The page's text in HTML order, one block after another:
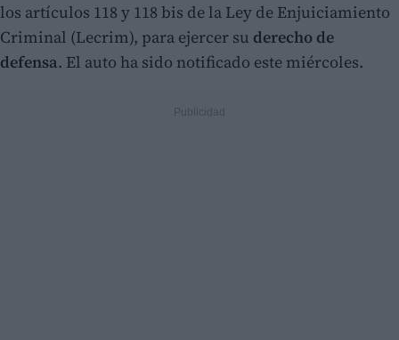
los artículos 118 y 118 bis de la Ley de Enjuiciamiento
Criminal (Lecrim), para ejercer su derecho de
defensa. El auto ha sido notificado este miércoles.